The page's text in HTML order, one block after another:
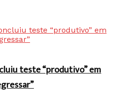
teste “produtivo” em